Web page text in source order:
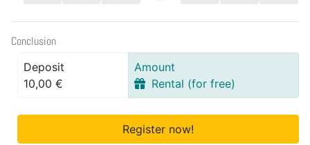
Conclusion
Deposit
10,00 €
Amount
Rental (for free)
Register now!